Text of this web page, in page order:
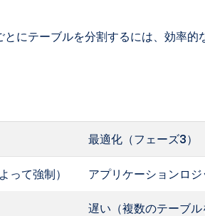
とにテーブルを分割するには、効率的
最適化（フェーズ3）
って強制） アプリケーションロ
遅い（複数のテーブル